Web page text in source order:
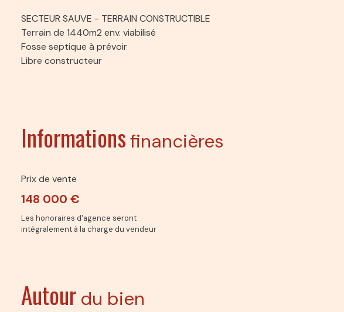
SECTEUR SAUVE - TERRAIN CONSTRUCTIBLE
Terrain de 1440m2 env. viabilisé
Fosse septique à prévoir
Libre constructeur
Informationsfinancières
Prix de vente
148 000 €
Les honoraires d'agence seront
intégralement à la charge du vendeur
Autour du bien